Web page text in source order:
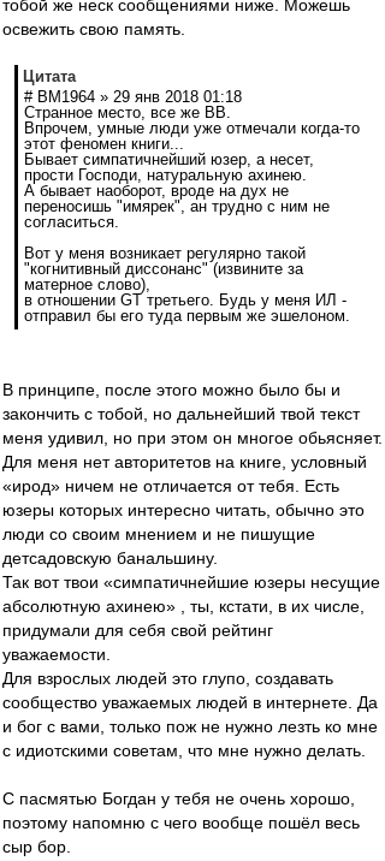
тобой же неск сообщениями ниже. Можешь
освежить свою память.
Цитата
# BM1964 » 29 янв 2018 01:18
Странное место, все же ВВ.
Впрочем, умные люди уже отмечали когда-то
этот феномен книги...
Бывает симпатичнейший юзер, а несет,
прости Господи, натуральную ахинею.
А бывает наоборот, вроде на дух не
переносишь "имярек", ан трудно с ним не
согласиться.
Вот у меня возникает регулярно такой
"когнитивный диссонанс" (извините за
матерное слово),
в отношении GT третьего. Будь у меня ИЛ -
отправил бы его туда первым же эшелоном.
В принципе, после этого можно было бы и
закончить с тобой, но дальнейший твой текст
меня удивил, но при этом он многое обьясняет.
Для меня нет авторитетов на книге, условный
«ирод» ничем не отличается от тебя. Есть
юзеры которых интересно читать, обычно это
люди со своим мнением и не пишущие
детсадовскую банальшину.
Так вот твои «симпатичнейшие юзеры несущие
абсолютную ахинею» , ты, кстати, в их числе,
придумали для себя свой рейтинг
уважаемости.
Для взрослых людей это глупо, создавать
сообщество уважаемых людей в интернете. Да
и бог с вами, только пож не нужно лезть ко мне
с идиотскими советам, что мне нужно делать.
С пасмятью Богдан у тебя не очень хорошо,
поэтому напомню с чего вообще пошёл весь
сыр бор.